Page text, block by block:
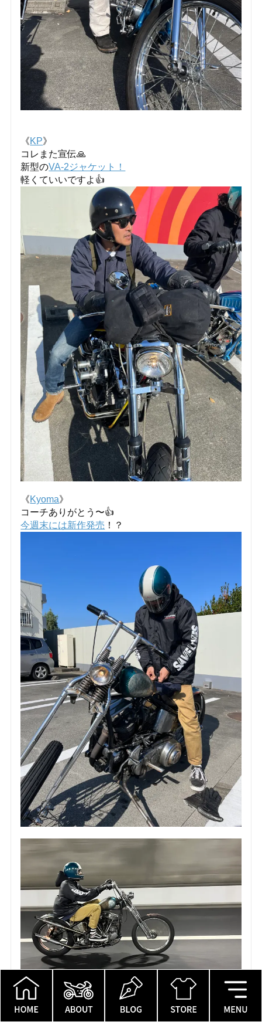
《KP》
コレまた宣伝🙏
新型のVA-2ジャケット！
軽くていいですよ👍
《Kyoma》
コーチありがとう〜👍
今週末には新作発売 ！？